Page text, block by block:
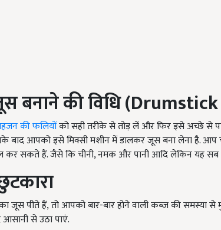
बनाने की विधि(Drumstick
की फलियोंको सही तरीके से तोड़ लें और फिर इसे अच्छे से
बाद आपको इसे मिक्सी मशीन में डालकर जूस बना लेना है.
कर सकते हैं. जैसे कि चीनी,नमक और पानी आदि लेकिन यह सब
पीते हैं, तो आपको बार-बार होने वाली कब्ज की समस्या से
से उठा पाएं.